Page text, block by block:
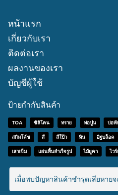
หน้าแรก
เกี่ยวกับเรา
ติดต่อเรา
ผลงานของเรา
บัญชีผู้ใช้
ป้ายกำกับสินค้า
TOA ซิลิโคน ทราย ท่อปูน บ่อพั
สกิมโค้ช สี สีโป๊ว หิน อิฐบล็อค
เสาเข็ม แผ่นพื้นสำเร็จรูป ไม้ยูคา ไวร์
เมื่อพบปัญหาสินค้าชำรุดเสียหายจ